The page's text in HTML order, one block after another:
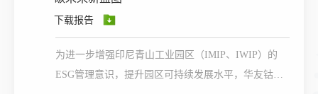
下载报告
为进一步增强印尼青山工业园区（IMIP、IWIP）的
ESG管理意识，提升园区可持续发展水平，华友钴业